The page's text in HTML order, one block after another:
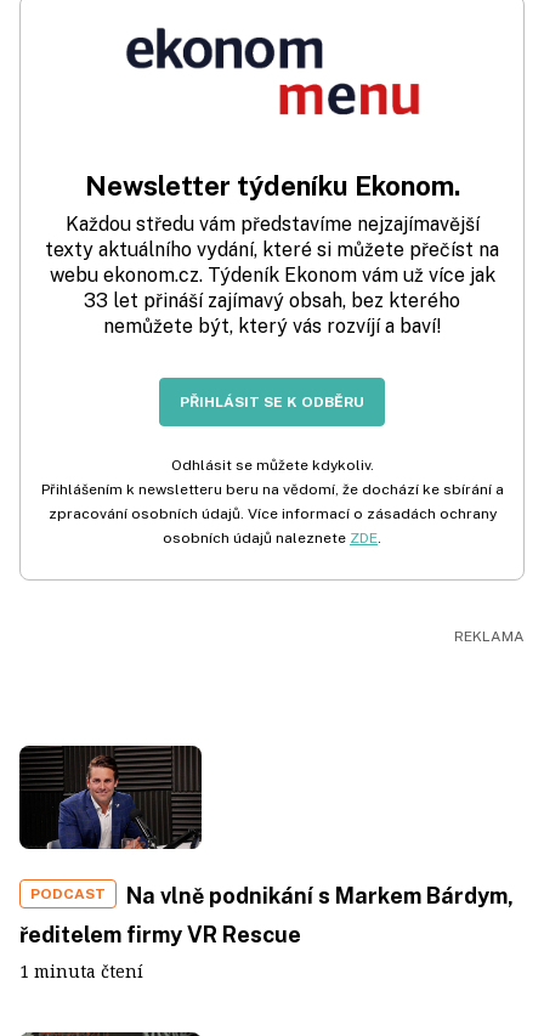
Newsletter týdeníku Ekonom.
Každou středu vám představíme nejzajímavější
texty aktuálního vydání, které si můžete přečíst na
webu ekonom.cz. Týdeník Ekonom vám už více jak
33 let přináší zajímavý obsah, bez kterého
nemůžete být, který vás rozvíjí a baví!
PŘIHLÁSIT SE K ODBĚRU
Odhlásit se můžete kdykoliv.
Přihlášením k newsletteru beru na vědomí, že dochází ke sbírání a
zpracování osobních údajů. Více informací o zásadách ochrany
osobních údajů naleznete ZDE.
PODCAST
Na vlně podnikání s Markem Bárdym,
ředitelem firmy VR Rescue
1 minuta čtení